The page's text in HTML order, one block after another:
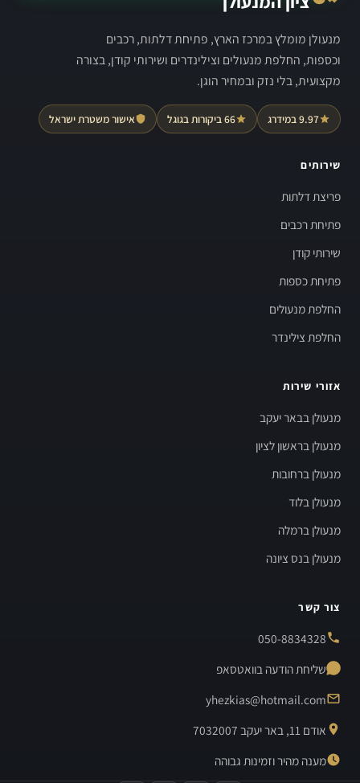
מנעולן מומלץ במרכז הארץ, פתיחת דלתות, רכבים
וכספות, החלפת מנעולים וצילינדרים ושירותי קודן, בצורה
מקצועית, בלי נזק ובמחיר הוגן.
9.97 במידרג 66 ביקורות בגוגל אישור משטרת ישראל
שירותים
פריצת דלתות
פתיחת רכבים
שירותי קודן
פתיחת כספות
החלפת מנעולים
החלפת צילינדר
אזורי שירות
מנעולן בבאר יעקב
מנעולן בראשון לציון
מנעולן ברחובות
מנעולן בלוד
מנעולן ברמלה
מנעולן בנס ציונה
צור קשר
050-8834328
שליחת הודעה בוואטסאפ
yhezkias@hotmail.com
אודם 11, באר יעקב 7032007
מענה מהיר וזמינות גבוהה